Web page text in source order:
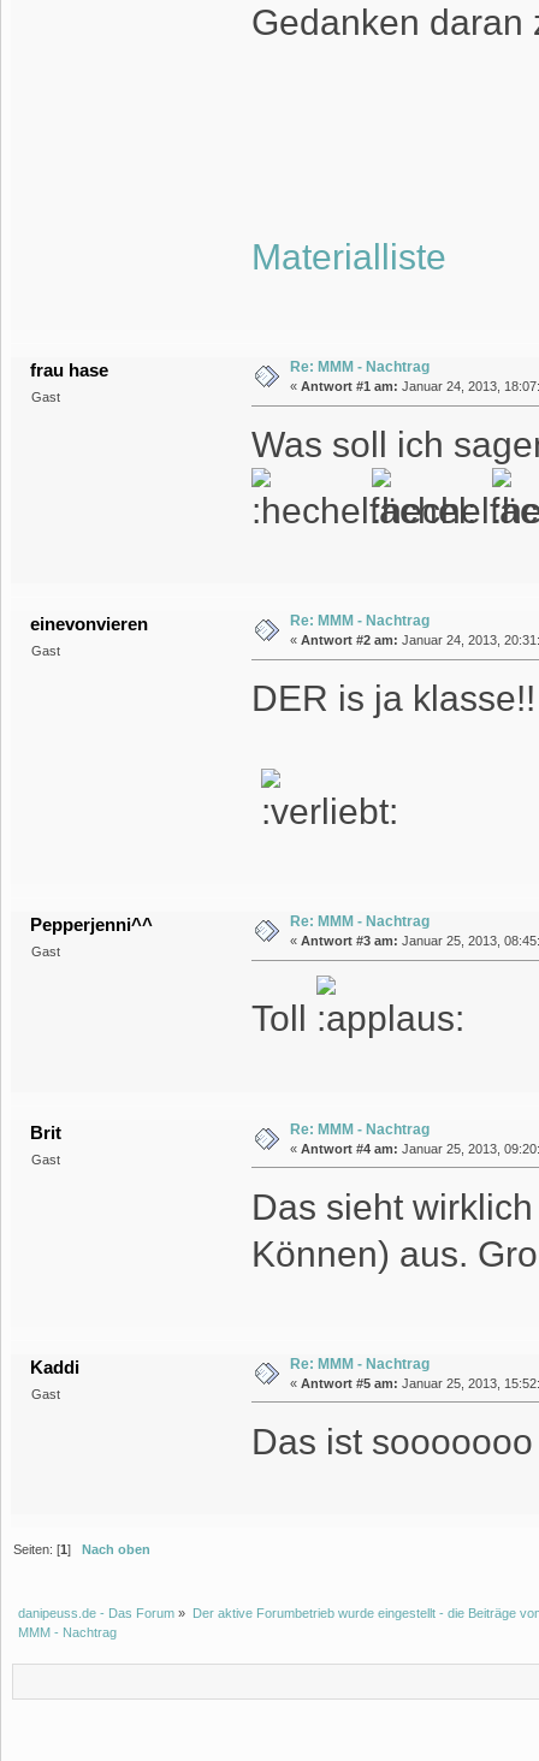
Gedanken daran
Materialliste
frau hase
Gast
Re: MMM - Nachtrag
« Antwort #1 am: Januar 24, 2013,
Was soll ich
einevonvieren
Gast
Re: MMM - Nachtrag
« Antwort #2 am: Januar 24, 2013,
DER is ja klasse!!
Pepperjenni^^
Gast
Re: MMM - Nachtrag
« Antwort #3 am: Januar 25, 2013,
Toll
Brit
Gast
Re: MMM - Nachtrag
« Antwort #4 am: Januar 25, 2013,
Das sieht
Können) aus.
Kaddi
Gast
Re: MMM - Nachtrag
« Antwort #5 am: Januar 25, 2013,
Das ist
Seiten: [1]Nach oben
danipeuss.de - Das Forum »
Der aktive Forumbetrieb wurde eingestellt - die Beiträge
MMM - Nachtrag